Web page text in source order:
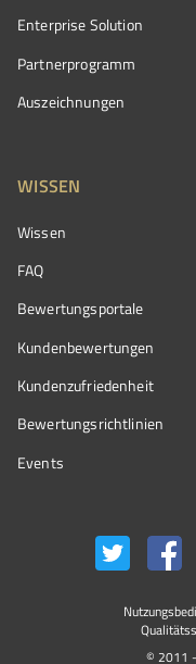
Enterprise Solution
Partnerprogramm
Auszeichnungen
WISSEN
Wissen
FAQ
Bewertungsportale
Kundenbewertungen
Kundenzufriedenheit
Bewertungs­richtlinien
Events
© 2011